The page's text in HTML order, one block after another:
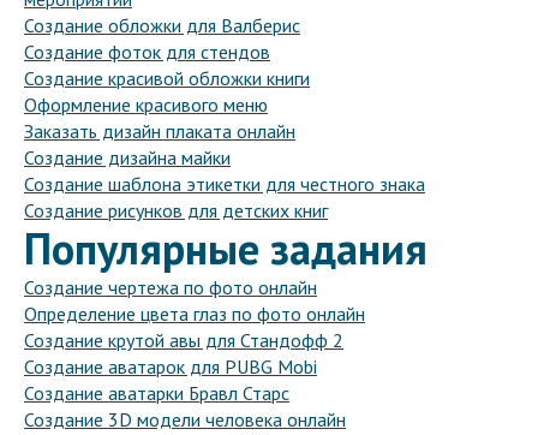
Создание обложки для Валберис
Создание фоток для стендов
Создание красивой обложки книги
Оформление красивого меню
Заказать дизайн плаката онлайн
Создание дизайна майки
Создание шаблона этикетки для честного знака
Создание рисунков для детских книг
Популярные задания
Создание чертежа по фото онлайн
Определение цвета глаз по фото онлайн
Создание крутой авы для Стандофф 2
Создание аватарок для PUBG Mobi
Создание аватарки Бравл Старс
Создание 3D модели человека онлайн